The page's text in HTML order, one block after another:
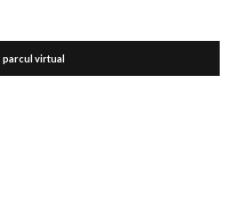
parcul virtual